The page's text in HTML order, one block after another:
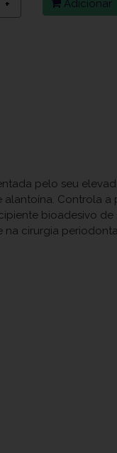
+ Adicionar
pelo seu
Controla
bioadesivo
cirurgia